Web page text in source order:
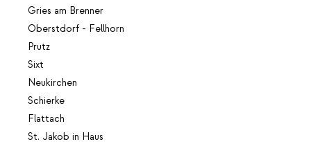
Gries am Brenner
Oberstdorf - Fellhorn
Prutz
Sixt
Neukirchen
Schierke
Flattach
St. Jakob in Haus